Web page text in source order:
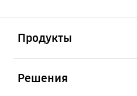
Продукты
Решения